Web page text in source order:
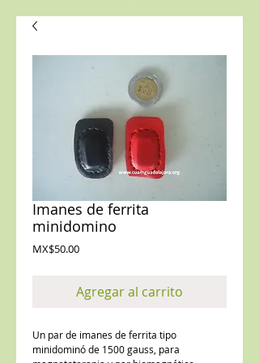
Imanes de ferrita
minidomino
MX$50.00Precio
Agregar al carrito
Un par de imanes de ferrita tipo
minidominó de 1500 gauss, para